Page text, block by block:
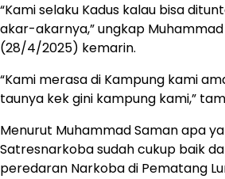
“Kami selaku Kadus kalau bisa
akar-akarnya,” ungkap Muhammad
(28/4/2025) kemarin.
“Kami merasa di Kampung kami
taunya kek gini kampung kami,”
Menurut Muhammad Saman apa
Satresnarkoba sudah cukup baik
peredaran Narkoba di Pematang